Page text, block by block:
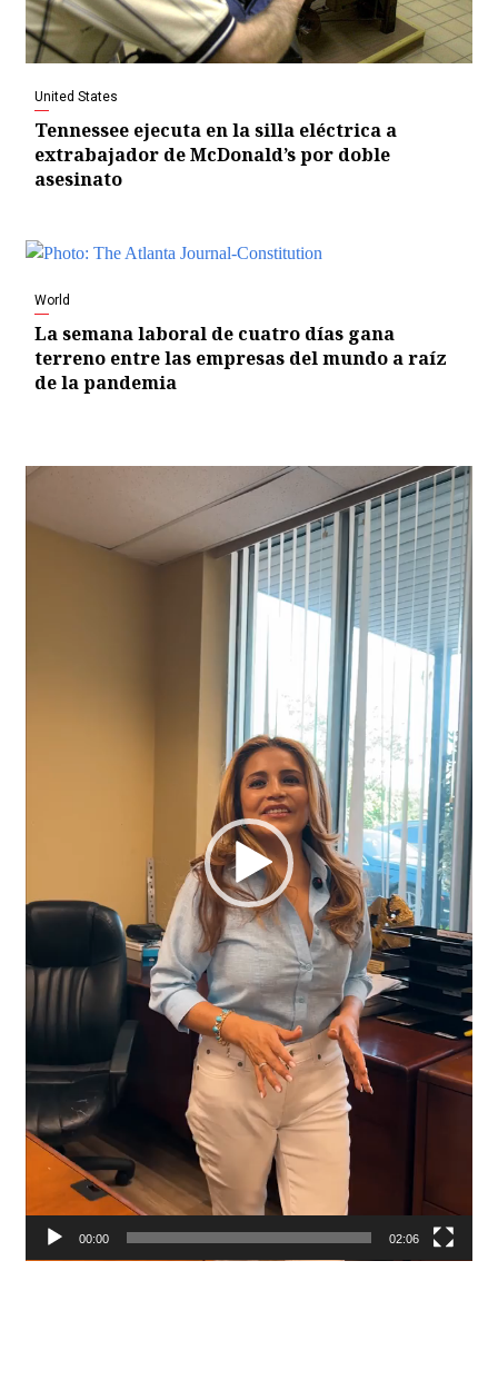
United States
Tennessee ejecuta en la silla eléctrica a
extrabajador de McDonald’s por doble
asesinato
World
La semana laboral de cuatro días gana
terreno entre las empresas del mundo a raíz
de la pandemia
Video
00:00 02:06